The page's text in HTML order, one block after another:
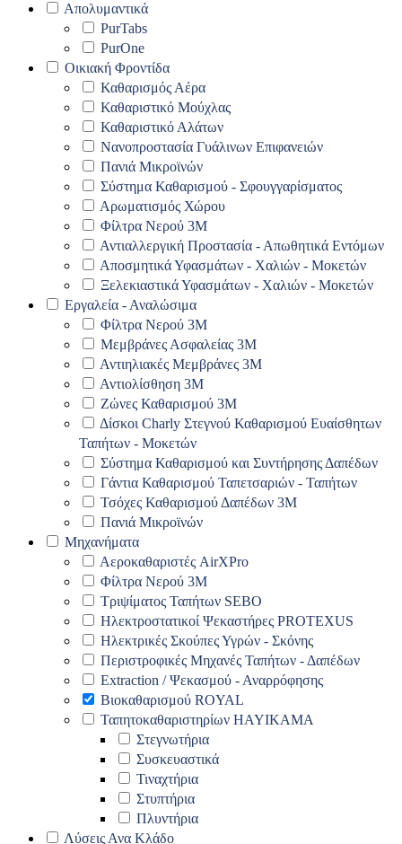
Απολυμαντικά
PurTabs
PurOne
Οικιακή Φροντίδα
Καθαρισμός Αέρα
Καθαριστικό Μούχλας
Καθαριστικό Αλάτων
Νανοπροστασία Γυάλινων Επιφανειών
Πανιά Μικροϊνών
Σύστημα Καθαρισμού - Σφουγγαρίσματος
Αρωματισμός Χώρου
Φίλτρα Νερού 3Μ
Αντιαλλεργική Προστασία - Απωθητικά Εντόμων
Αποσμητικά Υφασμάτων - Χαλιών - Μοκετών
Ξελεκιαστικά Υφασμάτων - Χαλιών - Μοκετών
Εργαλεία - Αναλώσιμα
Φίλτρα Νερού 3Μ
Μεμβράνες Ασφαλείας 3Μ
Αντιηλιακές Μεμβράνες 3Μ
Αντιολίσθηση 3Μ
Ζώνες Καθαρισμού 3Μ
Δίσκοι Charly Στεγνού Καθαρισμού Ευαίσθητων
Ταπήτων - Μοκετών
Σύστημα Καθαρισμού και Συντήρησης Δαπέδων
Γάντια Καθαρισμού Ταπετσαριών - Ταπήτων
Τσόχες Καθαρισμού Δαπέδων 3Μ
Πανιά Μικροϊνών
Μηχανήματα
Αεροκαθαριστές AirXPro
Φίλτρα Νερού 3M
Τριψίματος Ταπήτων SEBO
Ηλεκτροστατικοί Ψεκαστήρες PROTEXUS
Ηλεκτρικές Σκούπες Υγρών - Σκόνης
Περιστροφικές Μηχανές Ταπήτων - Δαπέδων
Extraction / Ψεκασμού - Αναρρόφησης
Βιοκαθαρισμού ROYAL
Ταπητοκαθαριστηρίων HAYIKAMA
Στεγνωτήρια
Συσκευαστικά
Τιναχτήρια
Στυπτήρια
Πλυντήρια
Λύσεις Ανα Κλάδο